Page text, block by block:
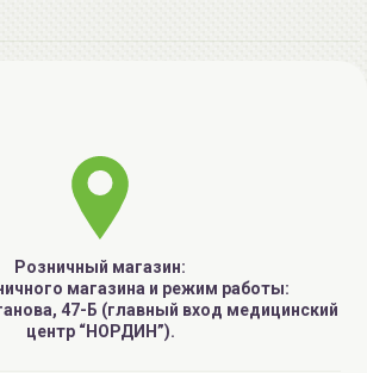
Розничный магазин:
магазина и режим работы:
47-Б (главный вход медицинский
центр “НОРДИН”).